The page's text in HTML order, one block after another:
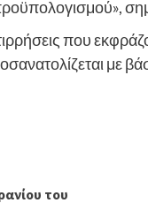
που
με
του